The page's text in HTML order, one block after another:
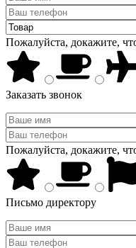
Пожалуйста, докажите,
Заказать звонок
Пожалуйста, докажите,
Письмо директору